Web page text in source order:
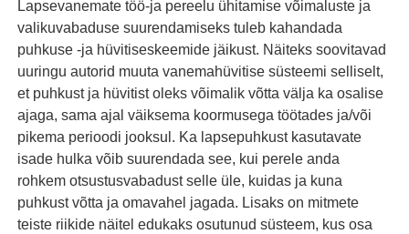
Lapsevanemate töö-ja pereelu ühitamise võimaluste ja
valikuvabaduse suurendamiseks tuleb kahandada
puhkuse -ja hüvitiseskeemide jäikust. Näiteks soovitavad
uuringu autorid muuta vanemahüvitise süsteemi selliselt,
et puhkust ja hüvitist oleks võimalik võtta välja ka osalise
ajaga, sama ajal väiksema koormusega töötades ja/või
pikema perioodi jooksul. Ka lapsepuhkust kasutavate
isade hulka võib suurendada see, kui perele anda
rohkem otsustusvabadust selle üle, kuidas ja kuna
puhkust võtta ja omavahel jagada. Lisaks on mitmete
teiste riikide näitel edukaks osutunud süsteem, kus osa